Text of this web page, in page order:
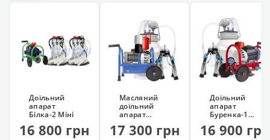
Доїльний
апарат
Білка-2 Міні
16 800 грн
Масляний
доїльний
апарат
Євро
17 300 грн
Доїльний
апарат
Буренка-1
16 900 грн